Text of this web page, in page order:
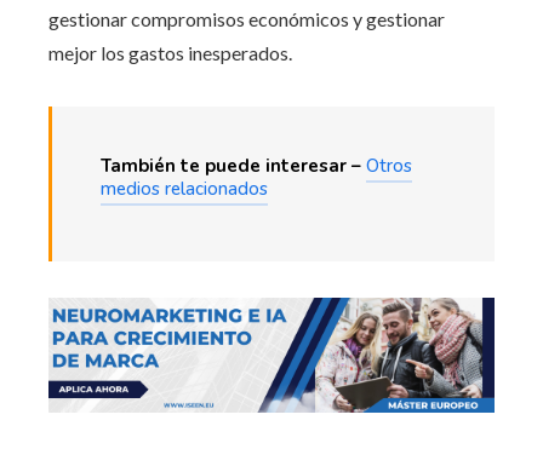
gestionar compromisos económicos y gestionar
mejor los gastos inesperados.
También te puede interesar – Otros
medios relacionados